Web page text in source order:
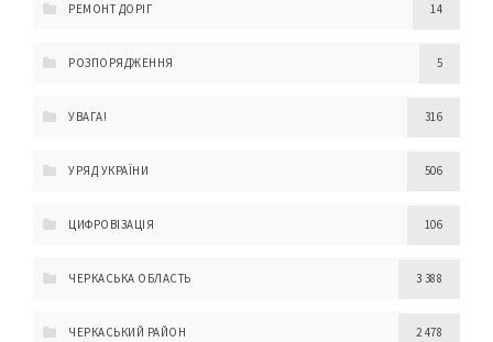
РЕМОНТ ДОРІГ 14
РОЗПОРЯДЖЕННЯ 5
УВАГА! 316
УРЯД УКРАЇНИ 506
ЦИФРОВІЗАЦІЯ 106
ЧЕРКАСЬКА ОБЛАСТЬ 3 388
ЧЕРКАСЬКИЙ РАЙОН 2 478